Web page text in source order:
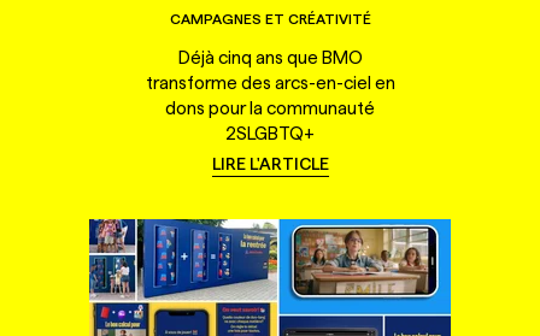
CAMPAGNES ET CRÉATIVITÉ
Déjà cinq ans que BMO
transforme des arcs-en-ciel en
dons pour la communauté
2SLGBTQ+
LIRE L'ARTICLE